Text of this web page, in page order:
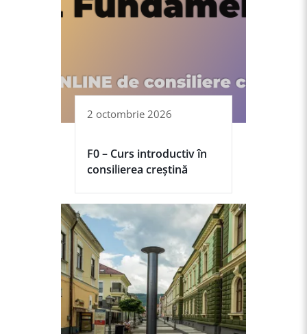
2 octombrie 2026
F0 – Curs introductiv în
consilierea creștină